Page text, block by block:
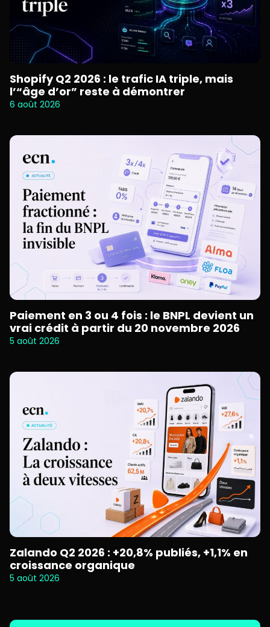
Shopify Q2 2026 : le trafic IA triple, mais
l’“âge d’or” reste à démontrer
6 août 2026
Paiement en 3 ou 4 fois : le BNPL devient un
vrai crédit à partir du 20 novembre 2026
5 août 2026
Zalando Q2 2026 : +20,8% publiés, +1,1% en
croissance organique
5 août 2026